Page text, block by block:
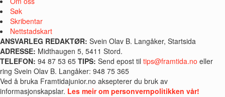
Søk
Skribentar
Nettstadskart
ANSVARLEG REDAKTØR: Svein Olav B. Langåker, Startsida
ADRESSE: Midthaugen 5, 5411 Stord.
TELEFON: 94 87 53 65 TIPS: Send epost til tips@framtida.no eller
ring Svein Olav B. Langåker: 948 75 365
Ved å bruka Framtidajunior.no aksepterer du bruk av
informasjonskapslar. Les meir om personvernpolitikken vår!